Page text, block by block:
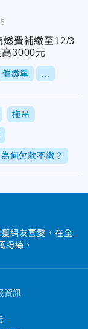
燃費補繳至12/3
3000元
催繳單
拖吊
何欠款不繳？
網友喜愛，在全
粉絲。
資訊